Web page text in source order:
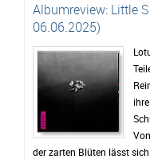
Albumreview: Little
06.06.2025)
der zarten Blüten lässt